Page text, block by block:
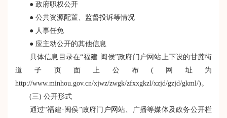
● 政府职权公开
● 公共资源配置、监督投诉等情况
● 人事任免
● 应主动公开的其他信息
具体信息目录在“福建·闽侯”政府门户网站上下设的甘蔗街
道子页面上公布(网址为
http://www.minhou.gov.cn/xjwz/zwgk/zfxxgkzl/xzjd/gzjd/gkml/)。
(三) 公开形式
通过“福建·闽侯”政府门户网站、广播等媒体及政务公开栏